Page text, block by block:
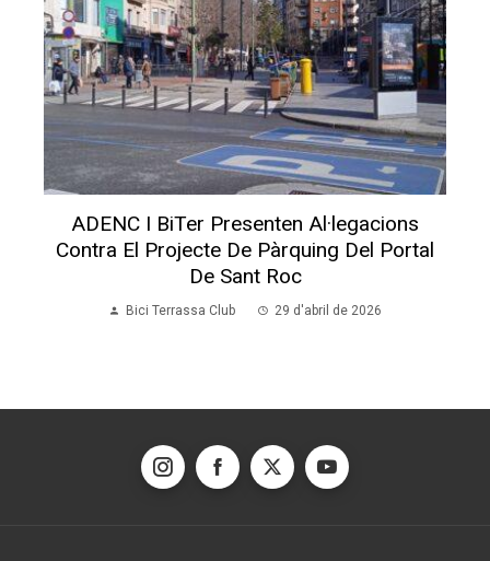
ADENC I BiTer Presenten Al·legacions
Contra El Projecte De Pàrquing Del Portal
De Sant Roc
Bici Terrassa Club 29 d'abril de 2026